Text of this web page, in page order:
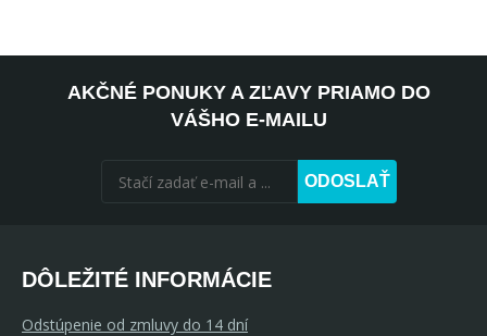
AKČNÉ PONUKY A ZĽAVY PRIAMO DO
VÁŠHO E-MAILU
ODOSLAŤ
DÔLEŽITÉ INFORMÁCIE
Odstúpenie od zmluvy do 14 dní